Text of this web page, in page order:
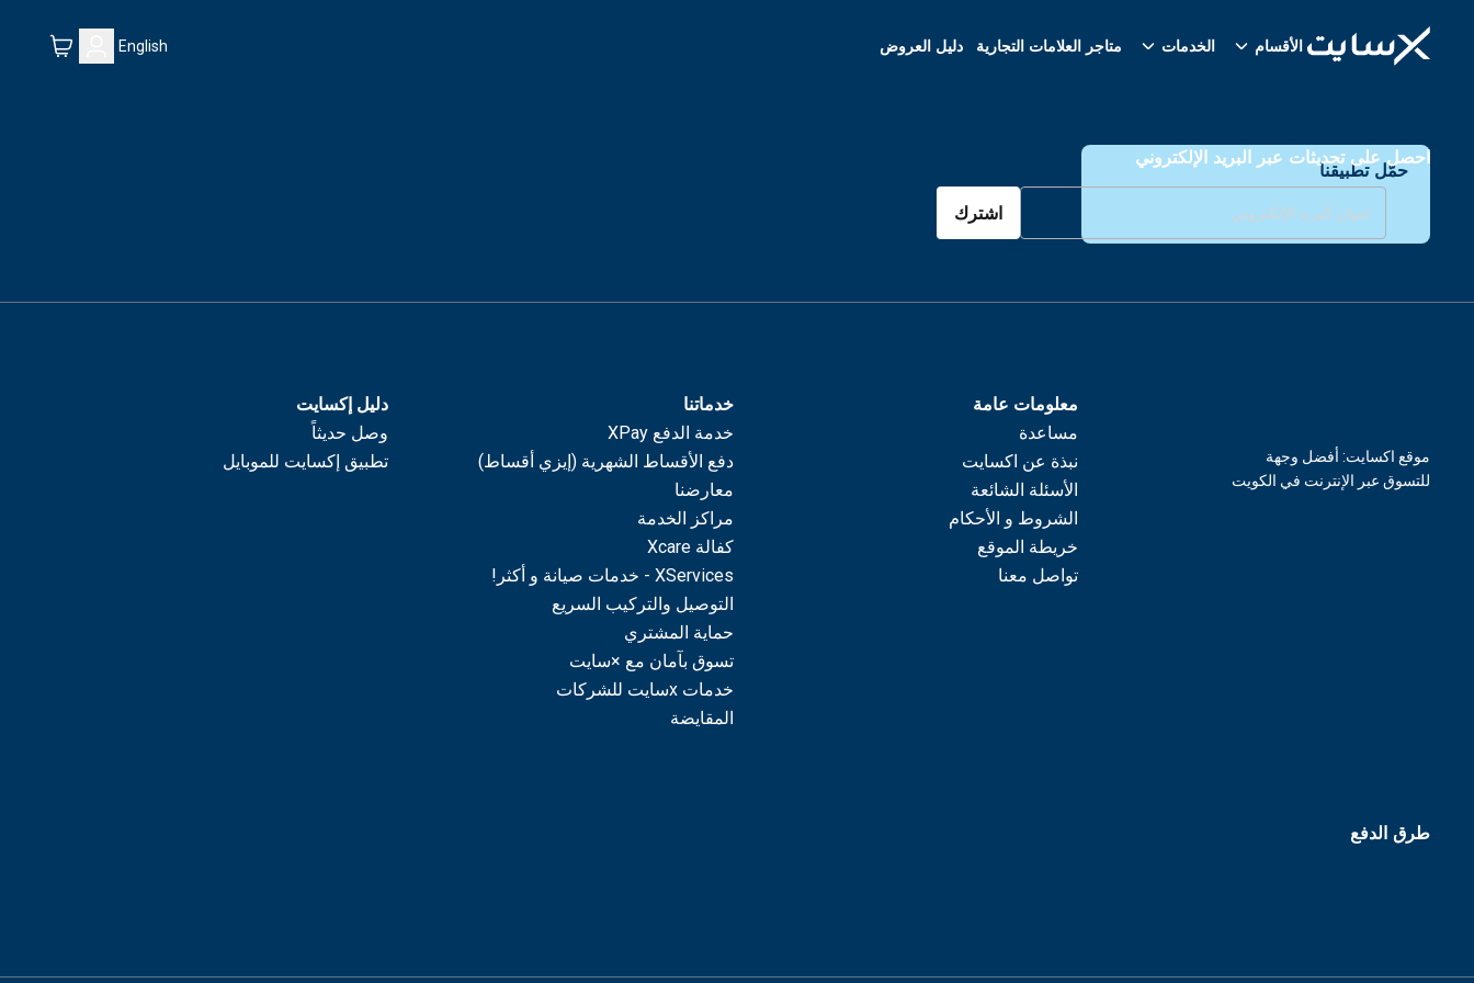
الأقسام الخدمات متاجر العلامات التجارية دليل العروض English
حمّل تطبيقنا
احصل على تحديثات عبر البريد الإلكتروني
اشترك
معلومات عامة
مساعدة
نبذة عن اكسايت
الأسئلة الشائعة
الشروط و الأحكام
خريطة الموقع
تواصل معنا
خدماتنا
خدمة الدفع XPay
دفع الأقساط الشهرية (إيزي أقساط)
معارضنا
مراكز الخدمة
كفالة Xcare
XServices - خدمات صيانة و أكثر!
التوصيل والتركيب السريع
حماية المشتري
تسوق بآمان مع ×سايت
خدمات xسايت للشركات
المقايضة
دليل إكسايت
وصل حديثاً
تطبيق إكسايت للموبايل
موقع اكسايت: أفضل وجهة
للتسوق عبر الإنترنت في الكويت
طرق الدفع